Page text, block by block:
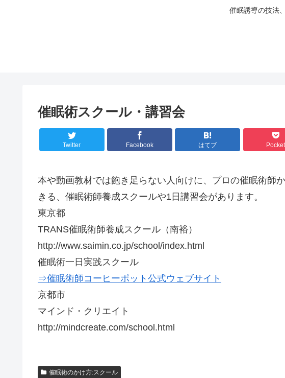
催眠誘導の技法
催眠術スクール・講習会
Twitter Facebook はてブ Pocket
本や動画教材では飽き足らない人向けに、プロの催眠術師
きる、催眠術師養成スクールや1日講習会があります。
東京都
TRANS催眠術師養成スクール（南裕）
http://www.saimin.co.jp/school/index.html
催眠術一日実践スクール
⇒催眠術師コーヒーポット公式ウェブサイト
京都市
マインド・クリエイト
http://mindcreate.com/school.html
催眠術のかけ方:スクール